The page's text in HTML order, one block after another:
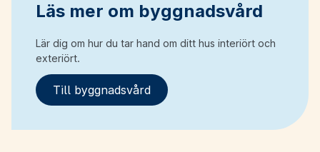
Läs mer om byggnadsvård
Lär dig om hur du tar hand om ditt hus interiört och
exteriört.
Till byggnadsvård